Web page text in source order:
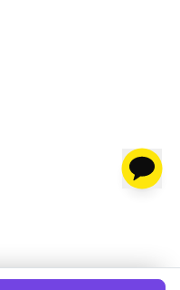
청 버튼을 제공한다.